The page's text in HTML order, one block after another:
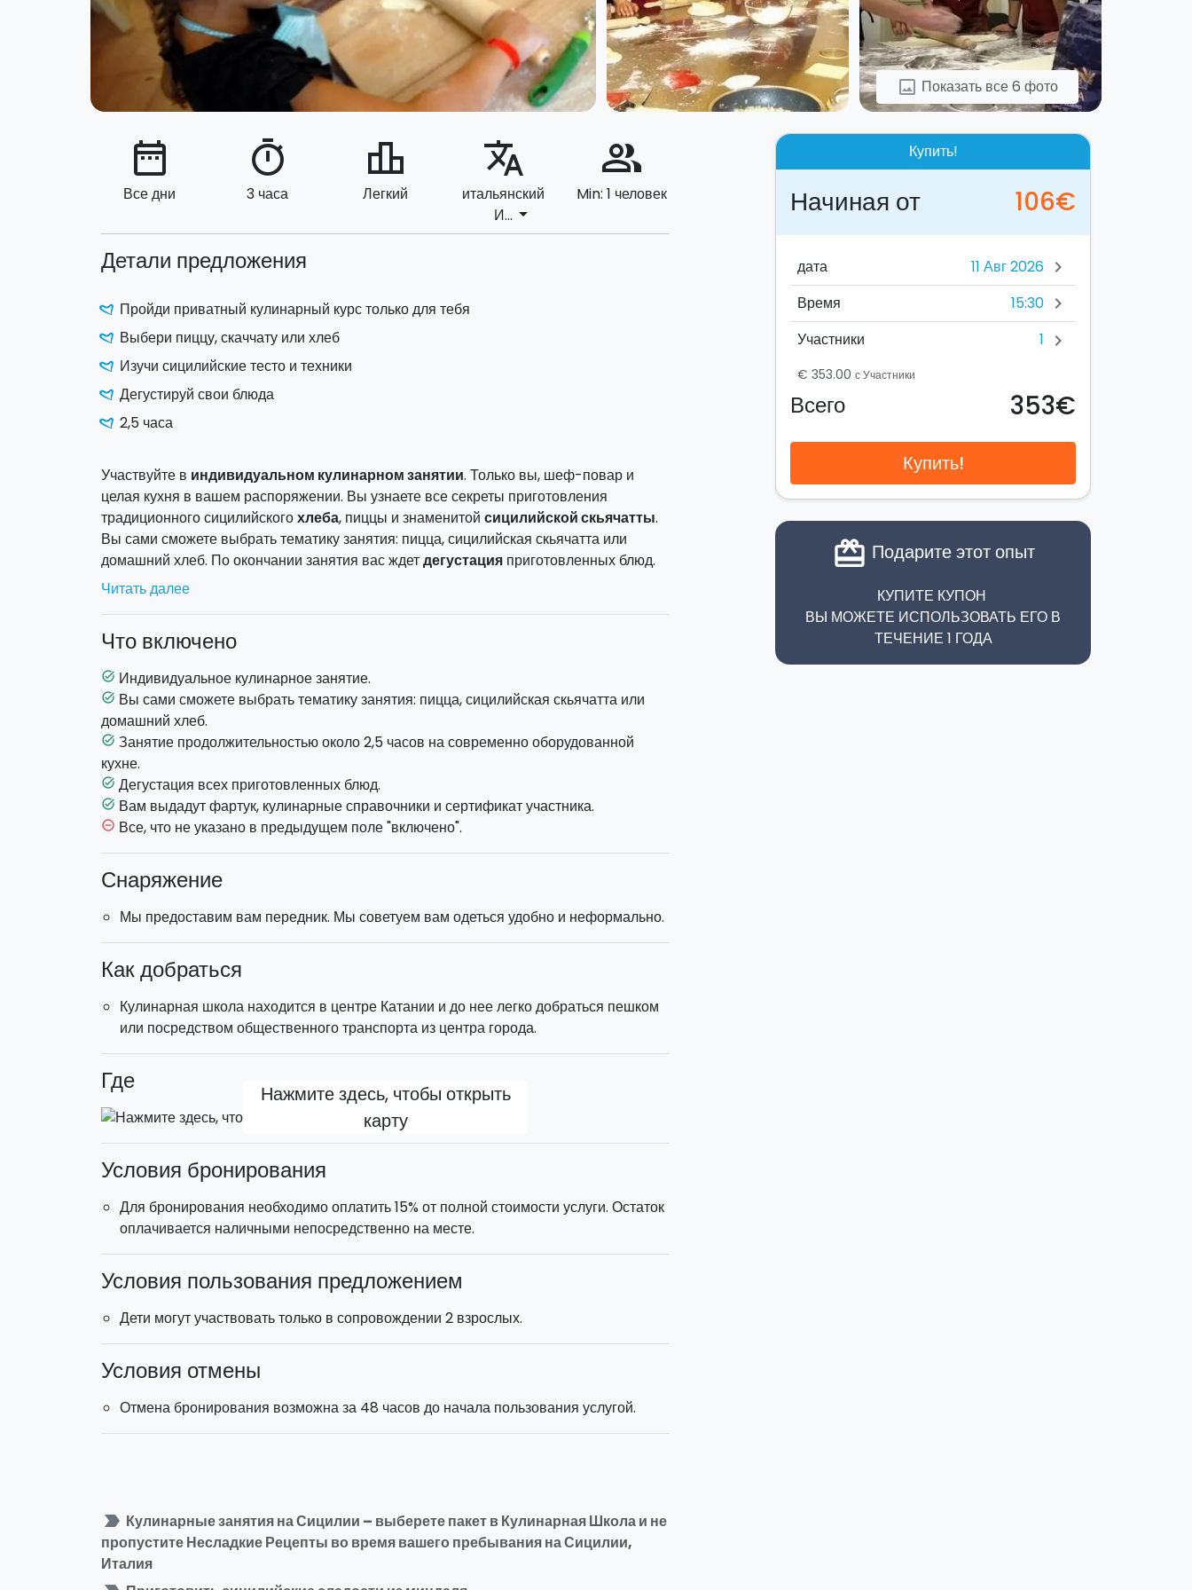
image Показать все 6 фото
date_range
Все дни
timer
3 часа
leaderboard
Легкий
translate
итальянский
И... arrow_drop_down
people_alt
Min: 1 человек
Детали предложения
Пройди приватный кулинарный курс только для тебя
Выбери пиццу, скаччату или хлеб
Изучи сицилийские тесто и техники
Дегустируй свои блюда
2,5 часа
Участвуйте в индивидуальном кулинарном занятии. Только вы, шеф-повар и
целая кухня в вашем распоряжении. Вы узнаете все секреты приготовления
традиционного сицилийскогохлеба, пиццы и знаменитой сицилийской скьячатты.
Вы сами сможете выбрать тематику занятия: пицца, сицилийская скьячатта или
домашний хлеб. По окончании занятия вас ждетдегустация приготовленных блюд.
- Пицца и Скьяччата
скьяччат. Возможность устроить превосходный ужин для друзей.
- Хлеб
разные виды муки и узнаете о методах закваски теста. Будут использованы маточные
и пивные дрожжи. Мы также приготовим рустичи: выпечка с оливками, помидорами,
луком и другими продуктами.
По окончанию каждого кулинарного урока (остатки сладки!) вы попробуете хлеб,
пиццы и скьяччаты, приготовленные во время урока!
Продолжительность: около 2,5 часов.
Этоиндивидуальное кулинарное занятие: только вы, шеф-повар и целая кухня в
вашем распоряжении.
Читать далее
Что включено
task_alt Индивидуальное кулинарное занятие.
task_alt Вы сами сможете выбрать тематику занятия: пицца, сицилийская скьячатта или
домашний хлеб.
task_alt Занятие продолжительностью около 2,5 часов на современно оборудованной
кухне.
task_alt Дегустация всех приготовленных блюд.
task_alt Вам выдадут фартук, кулинарные справочники и сертификат участника.
remove_circle_outline Все, что не указано в предыдущем поле "включено".
Снаряжение
Мы предоставим вам передник. Мы советуем вам одеться удобно и неформально.
Как добраться
Кулинарная школа находится в центре Катании и до нее легко добраться пешком
или посредством общественного транспорта из центра города.
Где
Нажмите здесь, чтобы открыть
карту
Условия бронирования
Для бронирования необходимо оплатить 15% от полной стоимости услуги. Остаток
оплачивается наличными непосредственно на месте.
Условия пользования предложением
Дети могут участвовать только в сопровождении 2 взрослых.
Условия отмены
Отмена бронирования возможна за 48 часов до начала пользования услугой.
label_important Кулинарные занятия на Сицилии – выберете пакет в Кулинарная Школа и не
пропустите Несладкие Рецепты во время вашего пребывания на Сицилии,
Италия
Купить!
Начиная от 106€
дата chevron_right
Время 15:30 chevron_right
Участники 1 chevron_right
€ 353.00 с Участники
Всего 353€
Купить!
card_giftcard Подарите этот опыт
КУПИТЕ КУПОН
ВЫ МОЖЕТЕ ИСПОЛЬЗОВАТЬ ЕГО В
ТЕЧЕНИЕ 1 ГОДА